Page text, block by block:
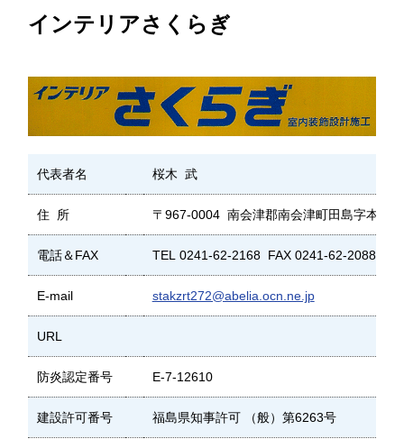
インテリアさくらぎ
代表者名 桜木 武
住 所 〒967-0004 南会津郡南会津町田島字本町
電話＆FAX TEL 0241-62-2168 FAX 0241-62-2088
E-mail stakzrt272@abelia.ocn.ne.jp
URL
防炎認定番号 E-7-12610
建設許可番号 福島県知事許可 （般）第6263号